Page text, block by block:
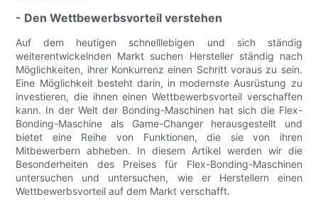
- Den Wettbewerbsvorteil verstehen
Auf dem heutigen schnelllebigen und sich ständig
weiterentwickelnden Markt suchen Hersteller ständig nach
Möglichkeiten, ihrer Konkurrenz einen Schritt voraus zu sein.
Eine Möglichkeit besteht darin, in modernste Ausrüstung zu
investieren, die ihnen einen Wettbewerbsvorteil verschaffen
kann. In der Welt der Bonding-Maschinen hat sich die Flex-
Bonding-Maschine als Game-Changer herausgestellt und
bietet eine Reihe von Funktionen, die sie von ihren
Mitbewerbern abheben. In diesem Artikel werden wir die
Besonderheiten des Preises für Flex-Bonding-Maschinen
untersuchen und untersuchen, wie er Herstellern einen
Wettbewerbsvorteil auf dem Markt verschafft.